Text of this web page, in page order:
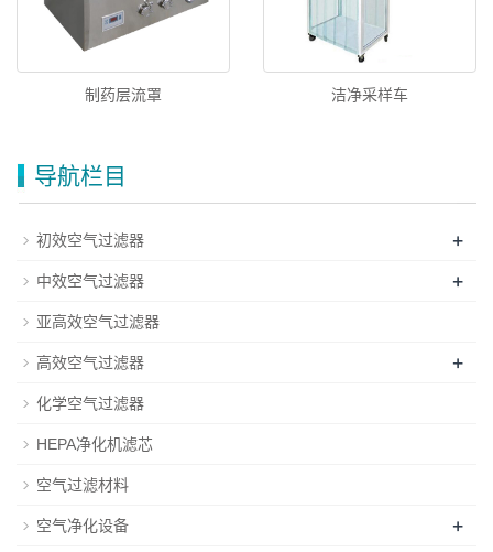
制药层流罩 洁净采样车
导航栏目
初效空气过滤器 +
中效空气过滤器 +
亚高效空气过滤器
高效空气过滤器 +
化学空气过滤器
HEPA净化机滤芯
空气过滤材料
空气净化设备 +